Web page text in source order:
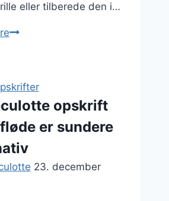
eller tilberede den i…
Kalveculotte
og
glas
vin
opskrift
er sundere
23. december